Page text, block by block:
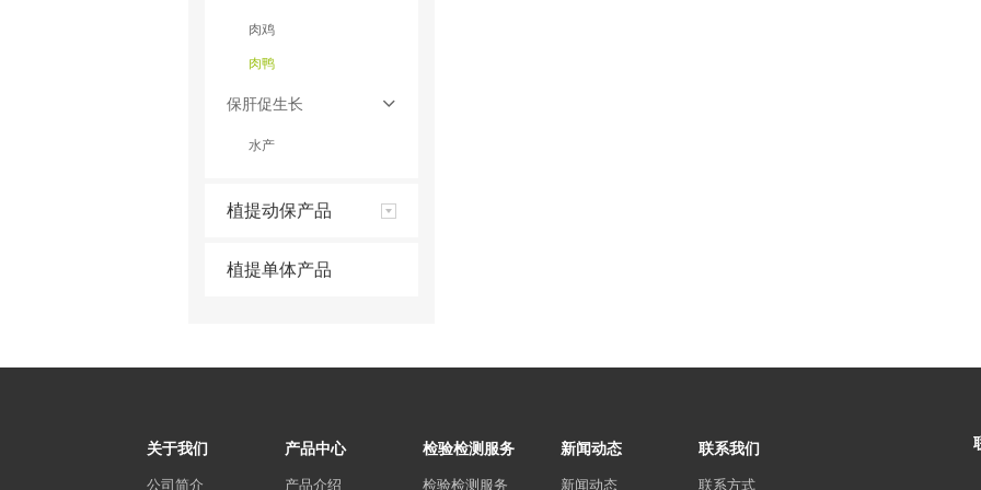
肉鸡
肉鸭
保肝促生长
水产
植提动保产品
植提单体产品
关于我们
公司简介
产品中心
产品介绍
检验检测服务
检验检测服务
新闻动态
新闻动态
联系我们
联系方式